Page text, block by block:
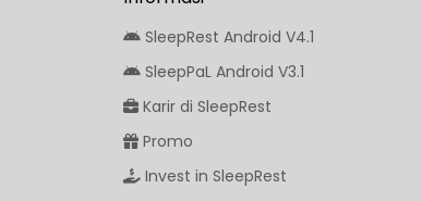
SleepRest Android V4.1
SleepPaL Android V3.1
Karir di SleepRest
Promo
Invest in SleepRest